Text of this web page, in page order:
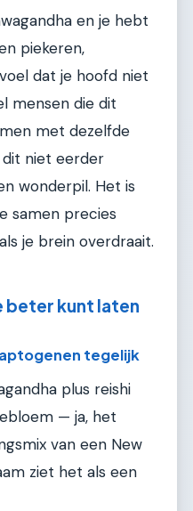
en je hebt
piekeren,
dat je hoofd niet
mensen die dit
met dezelfde
dit niet eerder
wonderpil. Het is
samen precies
je brein overdraait.
beter kunt laten
tegelijk
plus reishi
— ja, het
van een New
ziet het als een